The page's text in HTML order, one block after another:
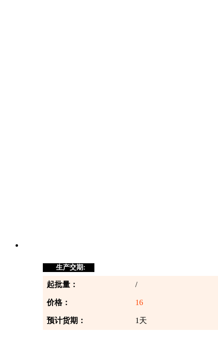
生产交期:
起批量： /
价格： 16
预计货期： 1天